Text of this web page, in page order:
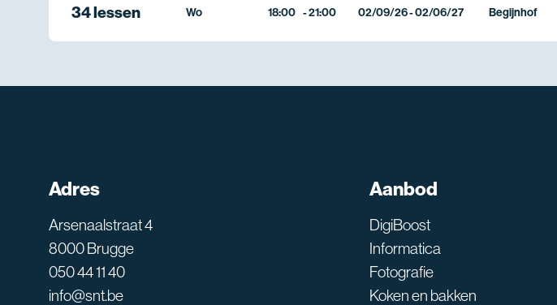
34 lessen Wo 18:00 -21:00 02/09/26 - 02/06/27 Begijnhof
Adres
Arsenaalstraat 4
8000 Brugge
050 44 11 40
info@snt.be
Aanbod
DigiBoost
Informatica
Fotografie
Koken en bakken